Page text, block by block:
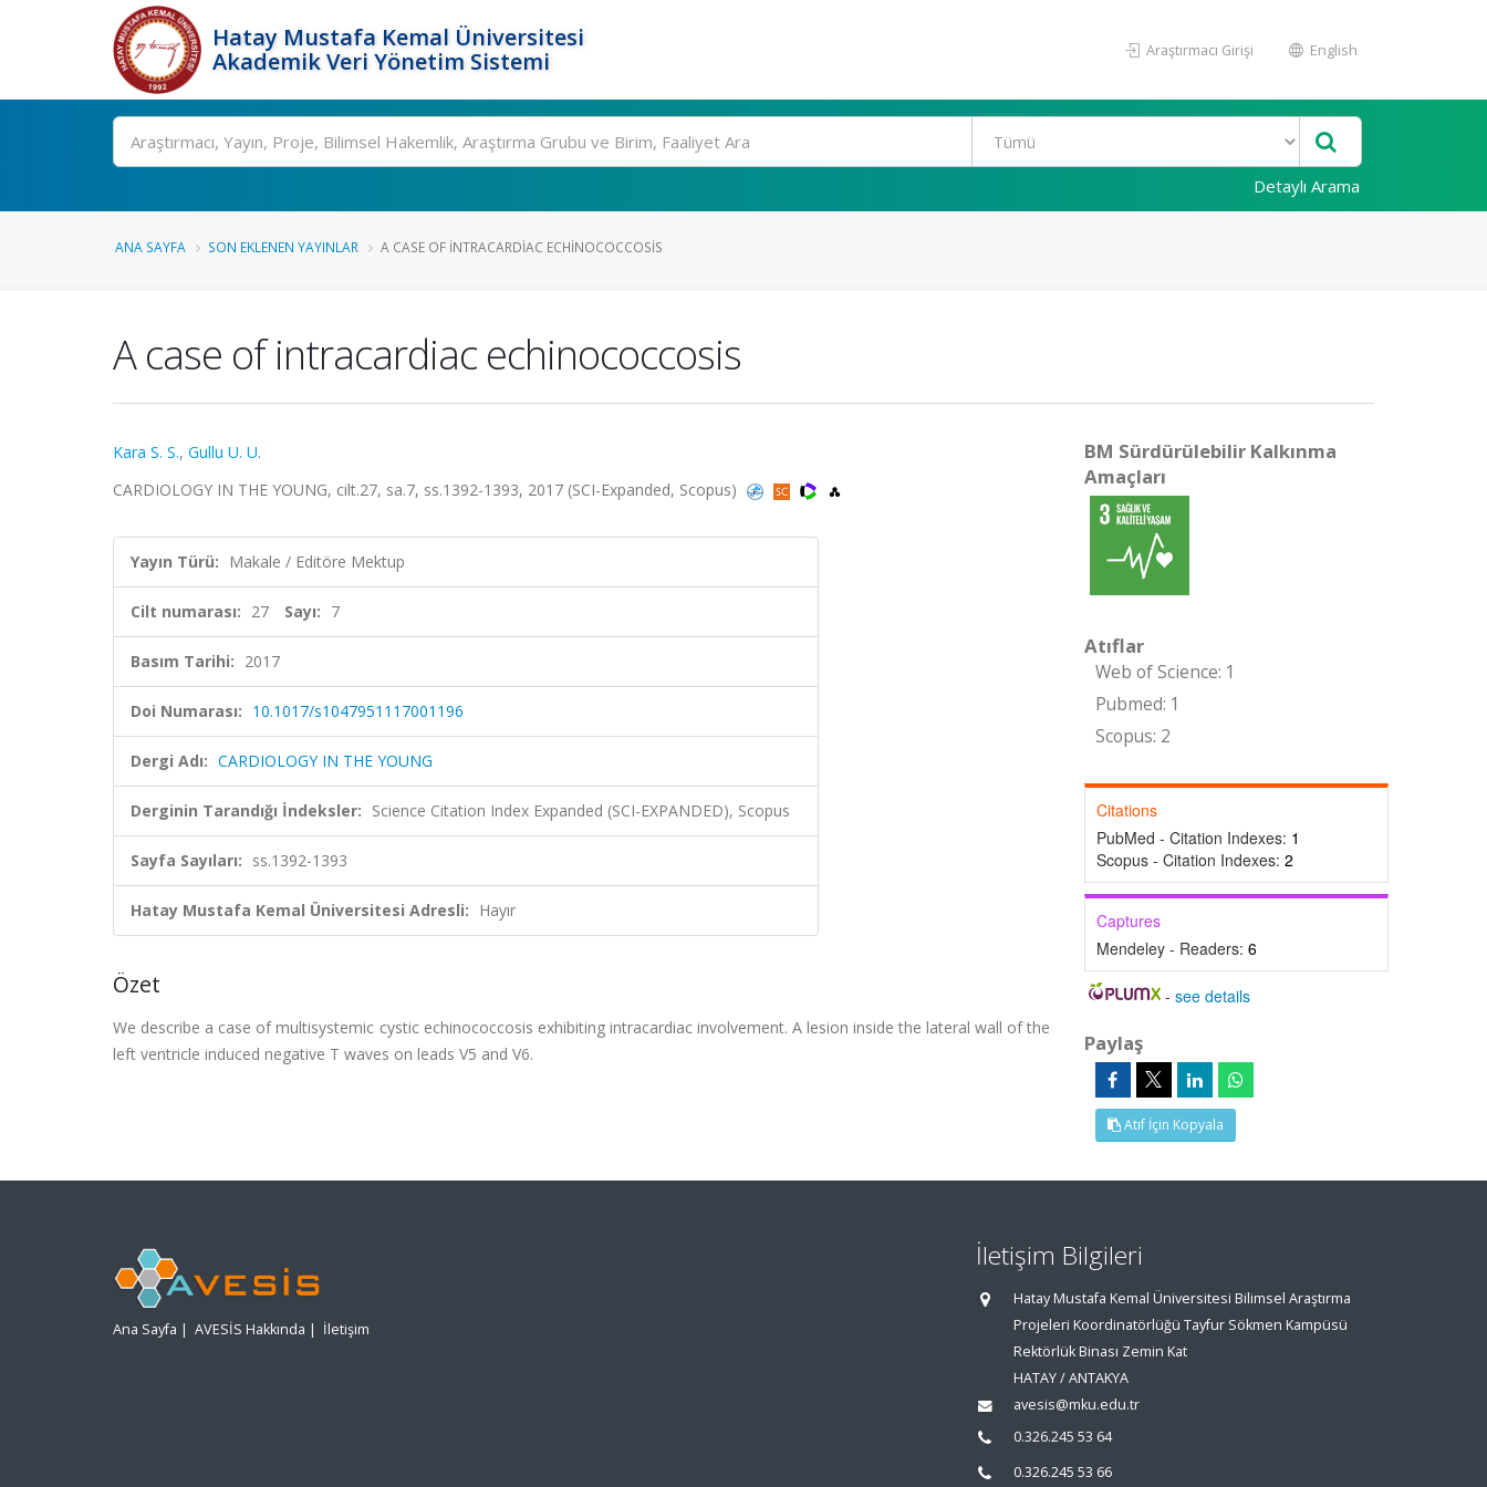
Hatay Mustafa Kemal Üniversitesi
Akademik Veri Yönetim Sistemi
Araştırmacı Girişi English
Ara
Detaylı Arama
ANA SAYFA SON EKLENEN YAYINLAR A CASE OF INTRACARDIAC ECHINOCOCCOSIS
A case of intracardiac echinococcosis
Kara S. S., Gullu U. U.
CARDIOLOGY IN THE YOUNG, cilt.27, sa.7, ss.1392-1393, 2017 (SCI-Expanded, Scopus)
Yayın Türü: Makale / Editöre Mektup
Cilt numarası: 27 Sayı: 7
Basım Tarihi: 2017
Doi Numarası: 10.1017/s1047951117001196
Dergi Adı: CARDIOLOGY IN THE YOUNG
Derginin Tarandığı İndeksler: Science Citation Index Expanded (SCI-EXPANDED), Scopus
Sayfa Sayıları: ss.1392-1393
Hatay Mustafa Kemal Üniversitesi Adresli: Hayır
Özet
We describe a case of multisystemic cystic echinococcosis exhibiting intracardiac involvement. A lesion inside the lateral wall of the
left ventricle induced negative T waves on leads V5 and V6.
BM Sürdürülebilir Kalkınma
Amaçları
Atıflar
Web of Science: 1
Pubmed: 1
Scopus: 2
Citations
PubMed - Citation Indexes: 1
Scopus - Citation Indexes: 2
Captures
Mendeley - Readers: 6
-see details
Paylaş
Atıf İçin Kopyala
Ana Sayfa | AVESİS Hakkında | İletişim
İletişim Bilgileri
Hatay Mustafa Kemal Üniversitesi Bilimsel Araştırma
Projeleri Koordinatörlüğü Tayfur Sökmen Kampüsü
Rektörlük Binası Zemin Kat
HATAY / ANTAKYA
avesis@mku.edu.tr
0.326.245 53 64
0.326.245 53 66